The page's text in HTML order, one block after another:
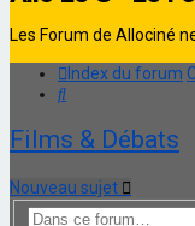
Les Forum de Allociné
Index du forum
Rechercher
Films & Débats
Nouveau sujet